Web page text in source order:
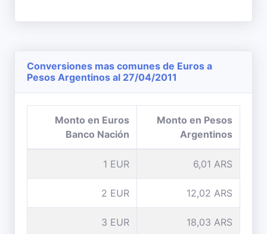
Conversiones mas comunes de Euros a
Pesos Argentinos al 27/04/2011
Monto en Euros
Banco Nación
Monto en Pesos
Argentinos
1 EUR 6,01 ARS
2 EUR 12,02 ARS
3 EUR 18,03 ARS